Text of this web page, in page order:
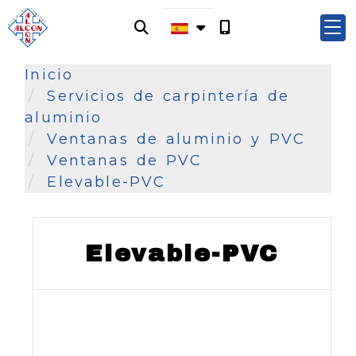
Inicio
Servicios de carpintería de
aluminio
Ventanas de aluminio y PVC
Ventanas de PVC
Elevable-PVC
Elevable-PVC